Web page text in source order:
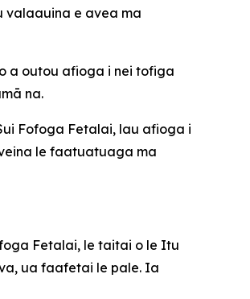
valaauina e avea ma
a outou afioga i nei tofiga
na.
Fofoga Fetalai, lau afioga i
le faatuatuaga ma
Fetalai, le taitai o le Itu
ua faafetai le pale. Ia